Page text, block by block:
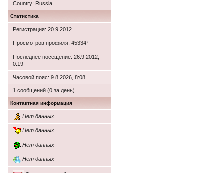
Country: Russia
Статистика
Регистрация: 20.9.2012
Просмотров профиля: 45334*
Последнее посещение: 26.9.2012,
0:19
Часовой пояс: 9.8.2026, 8:08
1 сообщений (0 за день)
Контактная информация
Нет данных
Нет данных
Нет данных
Нет данных